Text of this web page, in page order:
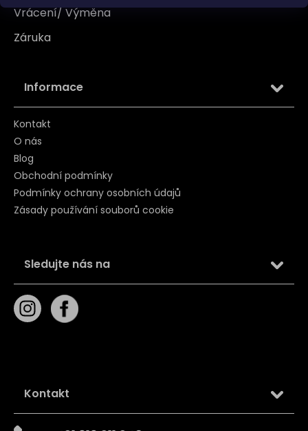
Vrácení/ Výměna
Záruka
Informace
Kontakt
O nás
Blog
Obchodní podmínky
Podmínky ochrany osobních údajů
Zásady používání souborů cookie
Sledujte nás na
Kontakt